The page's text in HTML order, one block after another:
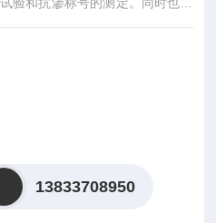
和质量检查。因此得到了有关生
13833708950